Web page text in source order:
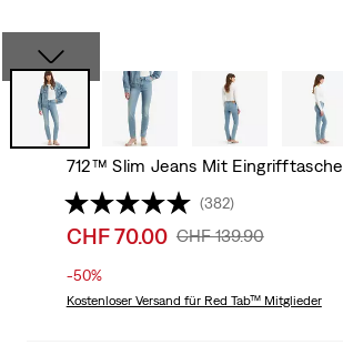
712™ Slim Jeans Mit Eingrifftasche
(382)
Sale
is
CHF 70.00 Original
CHF 139.90
-50%
Kostenloser Versand für Red Tab™ Mitglieder